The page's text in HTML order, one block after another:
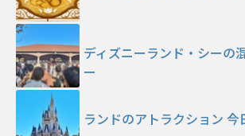
ディズニーランド・シーの
ー
ランドのアトラクション 今